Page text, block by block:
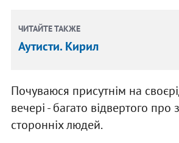
ЧИТАЙТЕ ТАКЖЕ
Аутисти. Кирил
Почуваюся присутнім на
вечері - багато відвертого про
сторонніх людей.